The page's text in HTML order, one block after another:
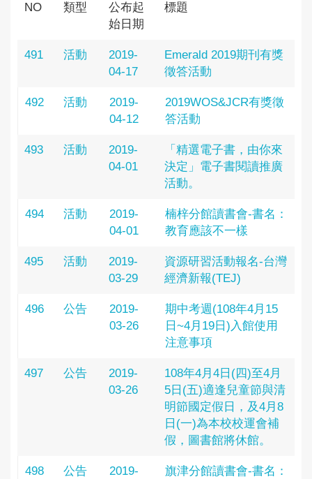
NO 類型
公布起
始日期
標題
491 活動
2019-
04-17
Emerald 2019期刊有獎
徵答活動
492 活動
2019-
04-12
2019WOS&JCR有獎徵
答活動
493 活動
2019-
04-01
「精選電子書，由你來
決定」電子書閱讀推廣
活動。
494 活動
2019-
04-01
楠梓分館讀書會-書名：
教育應該不一樣
495 活動
2019-
03-29
資源研習活動報名-台灣
經濟新報(TEJ)
496 公告
2019-
03-26
期中考週(108年4月15
日~4月19日)入館使用
注意事項
497 公告
2019-
03-26
108年4月4日(四)至4月
5日(五)適逢兒童節與清
明節國定假日，及4月8
日(一)為本校校運會補
假，圖書館將休館。
498 公告
2019-
旗津分館讀書會-書名：